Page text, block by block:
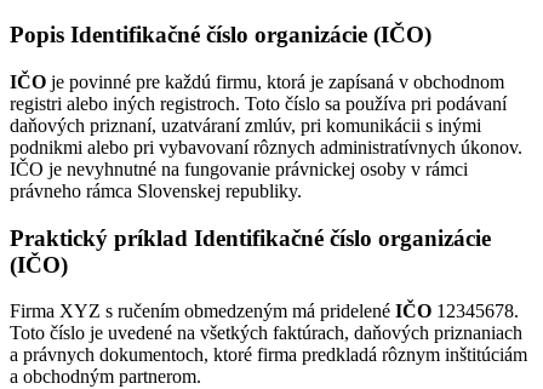
Popis Identifikačné číslo organizácie (IČO)
IČO je povinné pre každú firmu, ktorá je zapísaná v obchodnom
registri alebo iných registroch. Toto číslo sa používa pri podávaní
daňových priznaní, uzatváraní zmlúv, pri komunikácii s inými
podnikmi alebo pri vybavovaní rôznych administratívnych úkonov.
IČO je nevyhnutné na fungovanie právnickej osoby v rámci
právneho rámca Slovenskej republiky.
Praktický príklad Identifikačné číslo organizácie
(IČO)
Firma XYZ s ručením obmedzeným má pridelené IČO 12345678.
Toto číslo je uvedené na všetkých faktúrach, daňových priznaniach
a právnych dokumentoch, ktoré firma predkladá rôznym inštitúciám
a obchodným partnerom.